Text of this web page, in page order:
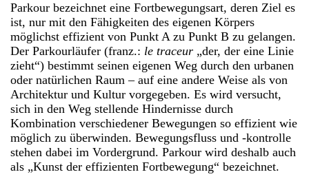
Parkour bezeichnet eine Fortbewegungsart, deren Ziel es
ist, nur mit den Fähigkeiten des eigenen Körpers
möglichst effizient von Punkt A zu Punkt B zu gelangen.
Der Parkourläufer (franz.: le traceur „der, der eine Linie
zieht“) bestimmt seinen eigenen Weg durch den urbanen
oder natürlichen Raum – auf eine andere Weise als von
Architektur und Kultur vorgegeben. Es wird versucht,
sich in den Weg stellende Hindernisse durch
Kombination verschiedener Bewegungen so effizient wie
möglich zu überwinden. Bewegungsfluss und ‑kontrolle
stehen dabei im Vordergrund. Parkour wird deshalb auch
als „Kunst der effizienten Fortbewegung“ bezeichnet.